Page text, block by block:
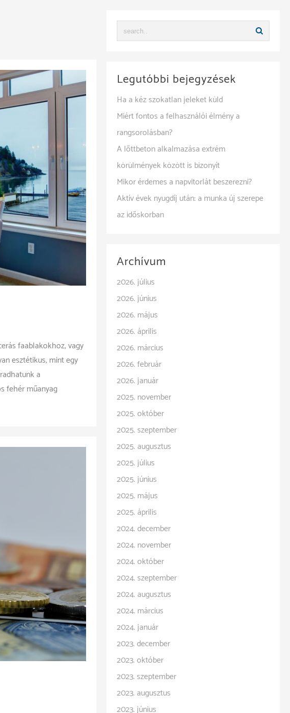
faablakokhoz, vagy
esztétikus, mint egy
a
fehér műanyag
Legutóbbi bejegyzések
Ha a kéz szokatlan jeleket küld
Miért fontos a felhasználói élmény a
rangsorolásban?
A lőttbeton alkalmazása extrém
körülmények között is bizonyít
Mikor érdemes a napvitorlát beszerezni?
Aktív évek nyugdíj után: a munka új szerepe
az időskorban
Archívum
2026. július
2026. június
2026. május
2026. április
2026. március
2026. február
2026. január
2025. november
2025. október
2025. szeptember
2025. augusztus
2025. július
2025. június
2025. május
2025. április
2024. december
2024. november
2024. október
2024. szeptember
2024. augusztus
2024. március
2024. január
2023. december
2023. október
2023. szeptember
2023. augusztus
2023. június